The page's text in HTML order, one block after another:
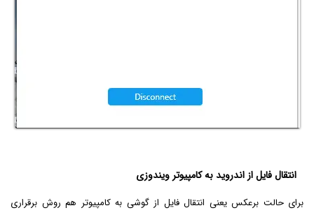
انتقال فایل از اندروید به کامپیوتر ویندوزی
برای حالت برعکس یعنی انتقال فایل از گوشی به کامپیوتر هم روش برقراری